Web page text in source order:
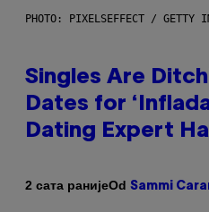
PHOTO: PIXELSEFFECT / GETTY
Singles Are
Dates for
Dating Expert
2 сата ранијеOd Sammi